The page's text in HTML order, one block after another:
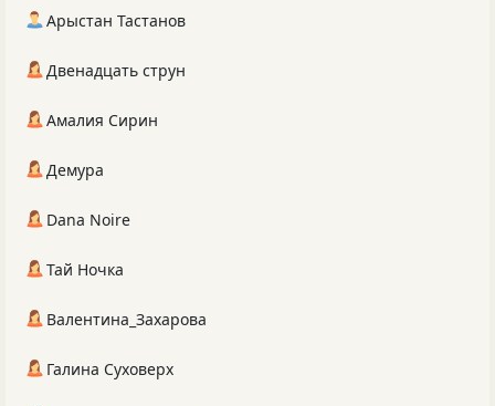
Арыстан Тастанов
Двенадцать струн
Амалия Сирин
Демура
Dana Noire
Тай Ночка
Валентина_Захарова
Галина Суховерх